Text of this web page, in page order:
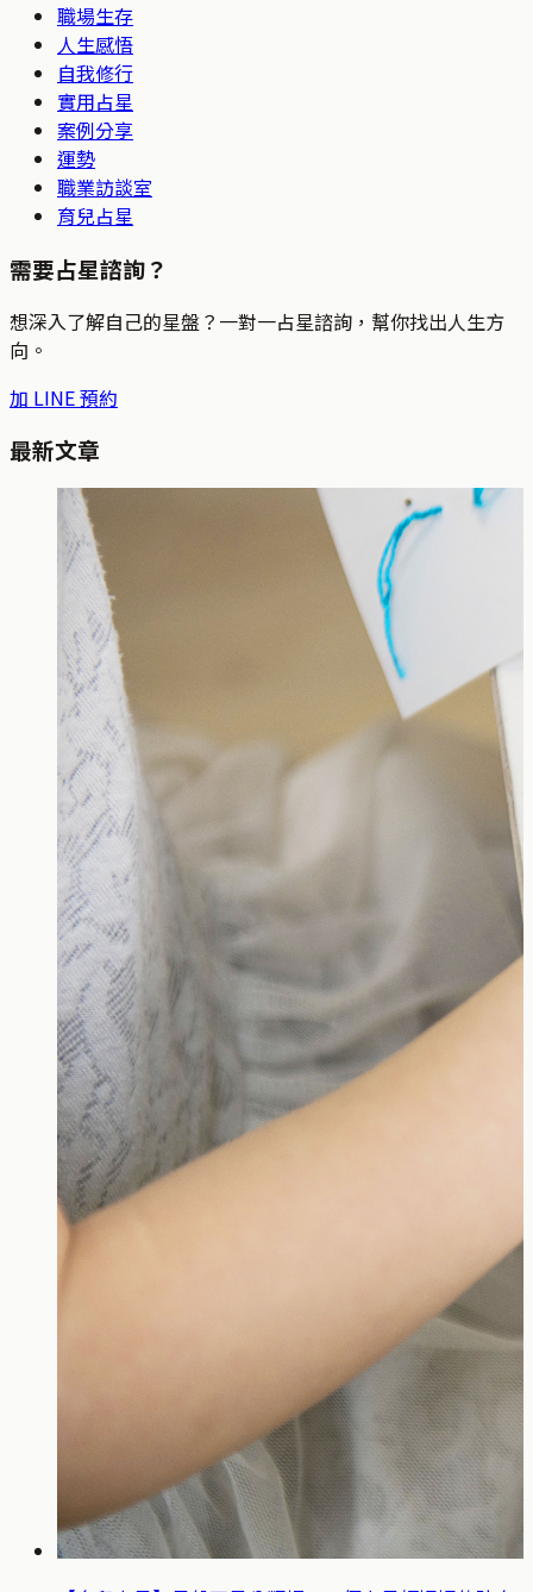
職場生存
人生感悟
自我修行
實用占星
案例分享
運勢
職業訪談室
育兒占星
需要占星諮詢？
想深入了解自己的星盤？一對一占星諮詢，幫你找出人生方
向。
加 LINE 預約
最新文章